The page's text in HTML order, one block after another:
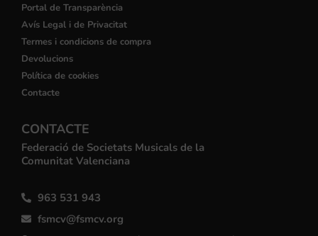
Portal de Transparència
Avís Legal i de Privacitat
Termes i condicions de compra
Devolucions
Política de cookies
Contacte
CONTACTE
Federació de Societats Musicals de la
Comunitat Valenciana
963 531 943
fsmcv@fsmcv.org